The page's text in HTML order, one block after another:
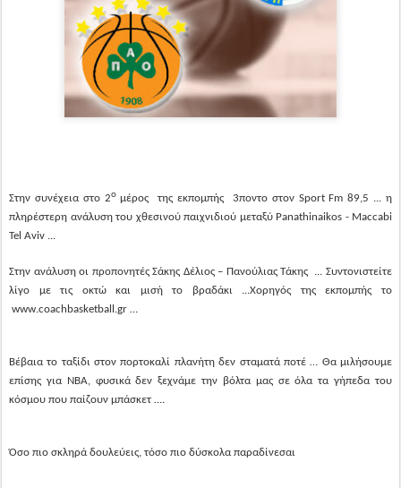
Στην συνέχεια στο 2ομέρος της εκπομπής 3ποντο στον Sport Fm 89,5 ... η
πληρέστερη ανάλυση του χθεσινού παιχνιδιού μεταξύ Panathinaikos - Maccabi
Tel Aviv ...
Στην ανάλυση οι προπονητές Σάκης Δέλιος – Πανούλιας Τάκης ... Συντονιστείτε
λίγο με τις οκτώ και μισή το βραδάκι ...Χορηγός της εκπομπής το
www.coachbasketball.gr …
Βέβαια το ταξίδι στον πορτοκαλί πλανήτη δεν σταματά ποτέ … Θα μιλήσουμε
επίσης για NBA, φυσικά δεν ξεχνάμε την βόλτα μας σε όλα τα γήπεδα του
κόσμου που παίζουν μπάσκετ ….
Όσο πιο σκληρά δουλεύεις, τόσο πιο δύσκολα παραδίνεσαι